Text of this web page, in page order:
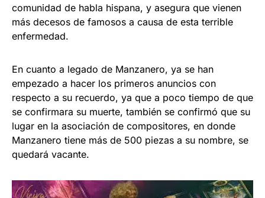
comunidad de habla hispana, y asegura que vienen
más decesos de famosos a causa de esta terrible
enfermedad.
En cuanto a legado de Manzanero, ya se han
empezado a hacer los primeros anuncios con
respecto a su recuerdo, ya que a poco tiempo de que
se confirmara su muerte, también se confirmó que su
lugar en la asociación de compositores, en donde
Manzanero tiene más de 500 piezas a su nombre, se
quedará vacante.